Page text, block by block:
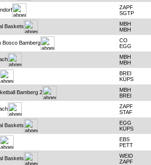
ZAPF
SGTP
Baskets
MBH
MBH
Bosco Bamberg
CO
EGG
MBH
MBH
BREI
KÜPS
Bamberg 2
MBH
BREI
ZAPF
STAF
Baskets
EGG
KÜPS
EBS
PETT
Baskets
WEID
ZAPF